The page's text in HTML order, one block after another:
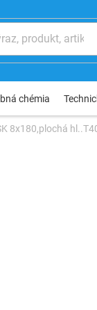
chémia
8x180,plochá